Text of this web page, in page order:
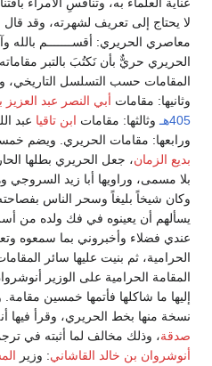
عناية العلماء به، وتنافسِ الأمراء
لا يحتاج إلى تعريف لشهرته، وقد قال
معاصري الحريري: أقســـــــم بالله
الحريري حريٌّ بأن نَكتُبَ بالتبر
المقامات حسب التسلسل التاريخي،
وثانيها: مقامات أبي النصر عبد
405هـ
وثالثها: مقامات ابن تاقيا
ورابعها: مقامات الحريري. ويضم
بديع الزمان، جعل الحريري بطلها
بلا مسمى، وراويها أبا زيد
وكان شيخاً بليغاً وسحر الناس
يسألهم أن يعينوه في فك ولده من
عندي فضلاء وأخبروني بما سمعوه
الحرامية، ثم بنيت عليها سائر
المقامة الحرامية على الوزير
إليها ما شاكلها فأتمها خمسين مقامة.
نسخة منها بخط الحريري، وقرأ فيها أنه
صدقة، وذلك مخالف لما أثبته في
أنوشروان بن خالد القاشاني: وزير